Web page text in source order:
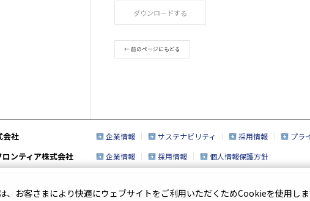
取扱説明書は、製品をご購
取扱説明書の内容は、製
このサービスで提供して
おりますので、あらかじめ
取扱説明書の著作権は当
ダウンロードする
← 前のページにもどる
会社 企業情報 サステナビリティ 採用情報 プラ
ンティア株式会社 企業情報 採用情報 個人情報保護方針
企業情報
リシー | このサイトについて | ソーシャルメディアポリシー
、お客さまにより快適にウェブサイトをご利用いただくためCookieを使用し